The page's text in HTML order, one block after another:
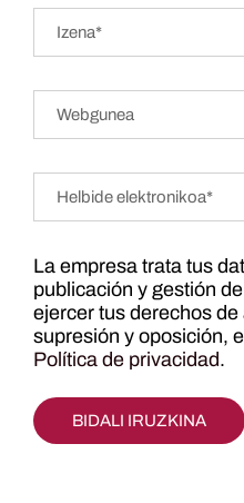
La empresa trata tus
publicación y gestión
ejercer tus derechos
supresión y oposición,
Política de privacidad.